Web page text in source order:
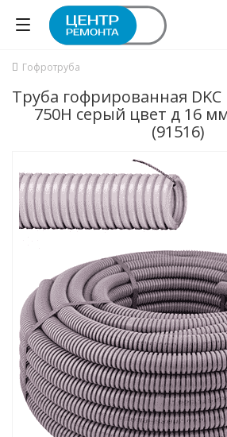
Гофротруба
Труба гофрированная
750H серый цвет д 16
(91516)